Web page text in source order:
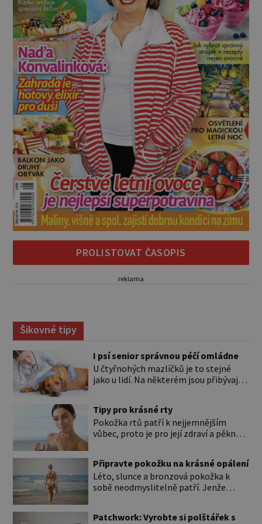
PROLISTOVAT ČASOPIS
reklama
Šikovné tipy
I psí senior správnou péčí omládne
U čtyřnohých mazlíčků je to stejné
jako u lidí. Na některém jsou přibývající
Přesto byste si měli staršího psa více
všímat, aby vám neunikly důležité
signály, že něco není v pořádku. Včasná
život. Hůře tráví U starších […]
Tipy pro krásné rty
Pokožka rtů patří k nejjemnějším
vůbec, proto je pro její zdraví a pěkný
ale také mnohem tenčí povrchovou
vrstvou než ostatní pleť a pokožka.
Nezvláčňují je žádné mazové žlázy,
a náchylné k vysychání a praskání.
Připravte pokožku na krásné opálení
Léto, slunce a bronzová pokožka k
sobě neodmyslitelně patří. Jenže
se kůže. Spálená pokožka není
Patchwork: Vyrobte si polštářek s